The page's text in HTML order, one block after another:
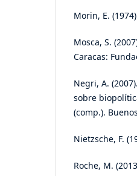
Morin, E.
Mosca, S.
Caracas:
Negri, A.
sobre
(comp.).
Nietzsche, F.
Roche, M.